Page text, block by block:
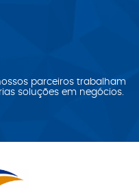
parceiros trabalham
soluções em negócios.